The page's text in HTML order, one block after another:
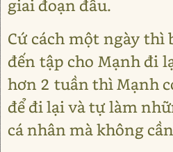
giai đoạn đầu.
Cứ cách một ngày thì
đến tập cho Mạnh đi
hơn 2 tuần thì Mạnh
để đi lại và tự làm
cá nhân mà không